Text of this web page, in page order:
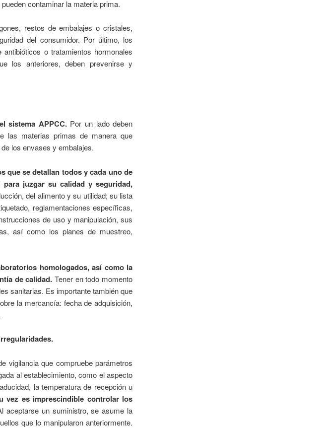
contaminar la materia prima.
restos de embalajes o cristales,
del consumidor. Por último, los
o tratamientos hormonales
los anteriores, deben prevenirse y
sistema APPCC.Por un lado deben
las materias primas de manera que
los envases y embalajes.
que se detallan todos y cada uno de
juzgar su calidad y seguridad,
del alimento y su utilidad; su lista
reglamentaciones específicas,
de uso y manipulación, sus
así como los planes de muestreo,
homologados, así como la
de calidad. Tener en todo momento
sanitarias. Es importante también que
la mercancía: fecha de adquisición,
vigilancia que compruebe parámetros
al establecimiento, como el aspecto
la temperatura de recepción u
vez es imprescindible controlar los
aceptarse un suministro, se asume la
que lo manipularon anteriormente.